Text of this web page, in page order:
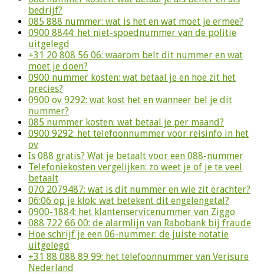
bedrijf?
085 888 nummer: wat is het en wat moet je ermee?
0900 8844: het niet-spoednummer van de politie
uitgelegd
+31 20 808 56 06: waarom belt dit nummer en wat
moet je doen?
0900 nummer kosten: wat betaal je en hoe zit het
precies?
0900 ov 9292: wat kost het en wanneer bel je dit
nummer?
085 nummer kosten: wat betaal je per maand?
0900 9292: het telefoonnummer voor reisinfo in het
ov
Is 088 gratis? Wat je betaalt voor een 088-nummer
Telefoniekosten vergelijken: zo weet je of je te veel
betaalt
070 2079487: wat is dit nummer en wie zit erachter?
06:06 op je klok: wat betekent dit engelengetal?
0900-1884: het klantenservicenummer van Ziggo
088 722 66 00: de alarmlijn van Rabobank bij fraude
Hoe schrijf je een 06-nummer: de juiste notatie
uitgelegd
+31 88 088 89 99: het telefoonnummer van Verisure
Nederland